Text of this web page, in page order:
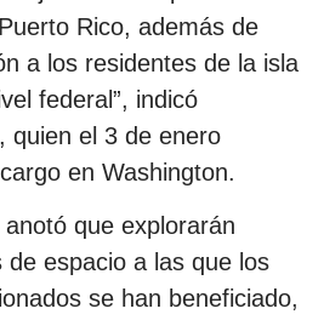
Rico, además de
a los residentes de la isla
federal”, indicó
quien el 3 de enero
en Washington.
que explorarán
de espacio a las que los
se han beneficiado,